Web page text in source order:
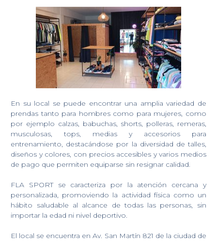
En su local se puede encontrar una amplia variedad de
prendas tanto para hombres como para mujeres, como
por ejemplo calzas, babuchas, shorts, polleras, remeras,
musculosas, tops, medias y accesorios para
entrenamiento, destacándose por la diversidad de talles,
diseños y colores, con precios accesibles y varios medios
de pago que permiten equiparse sin resignar calidad.
FLA SPORT se caracteriza por la atención cercana y
personalizada, promoviendo la actividad física como un
hábito saludable al alcance de todas las personas, sin
importar la edad ni nivel deportivo.
El local se encuentra en Av. San Martín 821 de la ciudad de